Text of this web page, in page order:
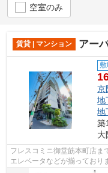
空室のみ
賃貸 | マンション アー
京
地
地
築
大
フレスコミニ御堂筋本町店ま
エレベータなどが揃っており
堪能できる、地上15階建ての